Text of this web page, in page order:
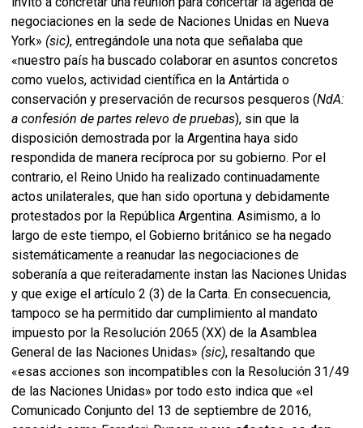
negociaciones en la sede de Naciones Unidas en Nueva
York» (sic), entregándole una nota que señalaba que
«nuestro país ha buscado colaborar en asuntos concretos
como vuelos, actividad científica en la Antártida o
conservación y preservación de recursos pesqueros (NdA:
a confesión de partes relevo de pruebas), sin que la
disposición demostrada por la Argentina haya sido
respondida de manera recíproca por su gobierno. Por el
contrario, el Reino Unido ha realizado continuadamente
actos unilaterales, que han sido oportuna y debidamente
protestados por la República Argentina. Asimismo, a lo
largo de este tiempo, el Gobierno británico se ha negado
sistemáticamente a reanudar las negociaciones de
soberanía a que reiteradamente instan las Naciones Unidas
y que exige el artículo 2 (3) de la Carta. En consecuencia,
tampoco se ha permitido dar cumplimiento al mandato
impuesto por la Resolución 2065 (XX) de la Asamblea
General de las Naciones Unidas» (sic), resaltando que
«esas acciones son incompatibles con la Resolución 31/49
de las Naciones Unidas» por todo esto indica que «el
Comunicado Conjunto del 13 de septiembre de 2016,